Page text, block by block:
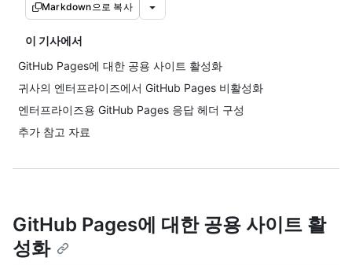
Markdown으로 복사
이 기사에서
GitHub Pages에 대한 공용 사이트 활성화
귀사의 엔터프라이즈에서 GitHub Pages 비활성화
엔터프라이즈용 GitHub Pages 응답 헤더 구성
추가 참고 자료
GitHub Pages에 대한 공용 사이트 활
성화